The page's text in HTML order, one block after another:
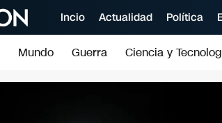
Incio Actualidad Política
Mundo Guerra Ciencia y